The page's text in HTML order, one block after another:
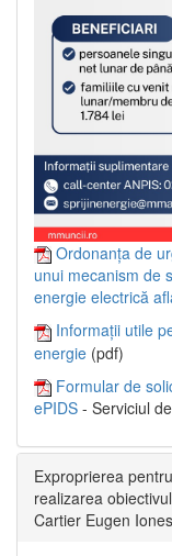
Ordonanța de
unui mecanism de
energie electrică
Informații utile
energie (pdf)
Formular de
ePIDS - Serviciul
Exproprierea
realizarea
Cartier Eugen